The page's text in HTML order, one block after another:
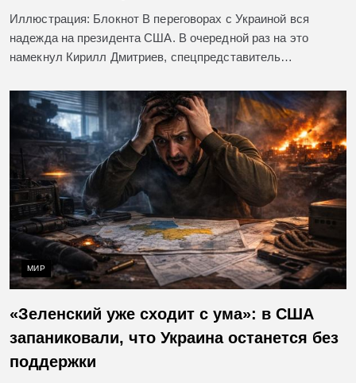
Иллюстрация: Блокнот В переговорах с Украиной вся
надежда на президента США. В очередной раз на это
намекнул Кирилл Дмитриев, спецпредставитель…
МИР
«Зеленский уже сходит с ума»: в США
запаниковали, что Украина останется без
поддержки